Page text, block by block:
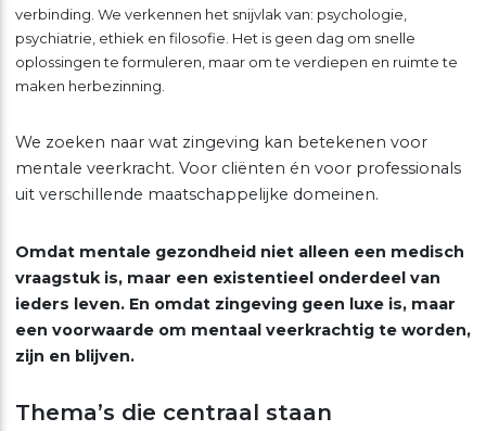
verbinding. We verkennen het snijvlak van: psychologie,
psychiatrie, ethiek en filosofie. Het is geen dag om snelle
oplossingen te formuleren, maar om te verdiepen en ruimte te
maken herbezinning.
We zoeken naar wat zingeving kan betekenen voor
mentale veerkracht. Voor cliënten én voor professionals
uit verschillende maatschappelijke domeinen.
Omdat mentale gezondheid niet alleen een medisch
vraagstuk is, maar een existentieel onderdeel van
ieders leven. En omdat zingeving geen luxe is, maar
een voorwaarde om mentaal veerkrachtig te worden,
zijn en blijven.
Thema’s die centraal staan